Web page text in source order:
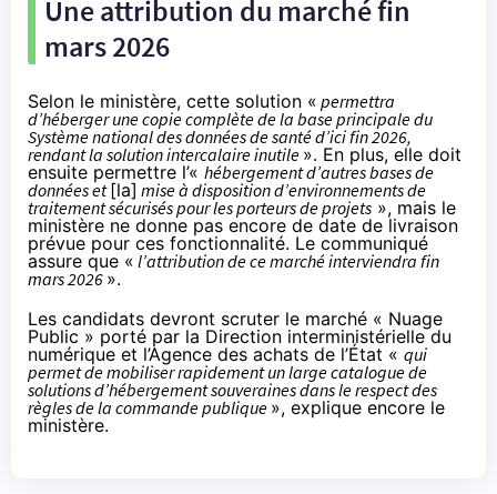
Une attribution du marché fin
mars 2026
Selon le ministère, cette solution « permettra
d’héberger une copie complète de la base principale du
Système national des données de santé d’ici fin 2026,
rendant la solution intercalaire inutile ». En plus, elle doit
ensuite permettre l’« hébergement d’autres bases de
données et[la] mise à disposition d’environnements de
traitement sécurisés pour les porteurs de projets », mais le
ministère ne donne pas encore de date de livraison
prévue pour ces fonctionnalité. Le communiqué
assure que « l’attribution de ce marché interviendra fin
mars 2026 ».
Les candidats devront scruter le marché « Nuage
Public » porté par la Direction interministérielle du
numérique et l’Agence des achats de l’État « qui
permet de mobiliser rapidement un large catalogue de
solutions d’hébergement souveraines dans le respect des
règles de la commande publique », explique encore le
ministère.